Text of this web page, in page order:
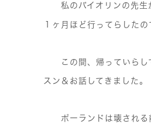
私のバイオリンの先生
１ヶ月ほど行ってらしたの
この間、帰っていらし
スン＆お話してきました。
ポーランドは壊される